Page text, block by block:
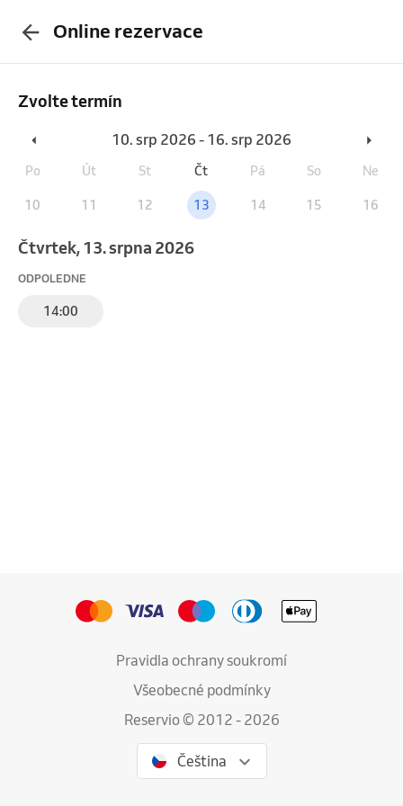
Online rezervace
Zvolte termín
10. srp 2026 - 16. srp 2026
Po Út St Čt Pá So Ne
10 11 12 13 14 15 16
čtvrtek, 13. srpna 2026
ODPOLEDNE
14:00
Pravidla ochrany soukromí
Všeobecné podmínky
Reservio © 2012 - 2026
Čeština